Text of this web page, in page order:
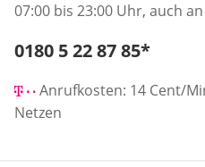
07:00 bis 23:00 Uhr, auch
Telefonnummer:
0180 5 22 87 85*
Anrufkosten: 14 Cent/
Netzen